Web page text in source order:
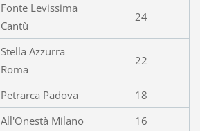
Fonte Levissima
Cantù
24
Stella Azzurra
Roma
22
Petrarca Padova
18
All'Onestà Milano
16